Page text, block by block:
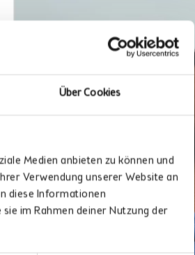
Über Cookies
Medien anbieten zu können und
Verwendung unserer Website an
diese Informationen
im Rahmen deiner Nutzung der